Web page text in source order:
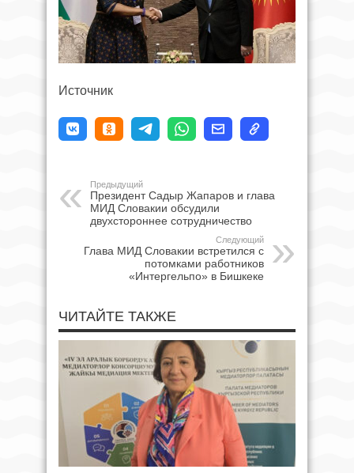
Источник
Предыдущий
Президент Садыр Жапаров и глава
МИД Словакии обсудили
двухстороннее сотрудничество
Следующий
Глава МИД Словакии встретился с
потомками работников
«Интергельпо» в Бишкеке
ЧИТАЙТЕ ТАКЖЕ